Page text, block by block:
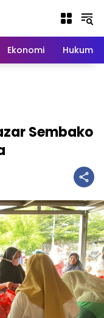
Ekonomi Hukum
Sembako